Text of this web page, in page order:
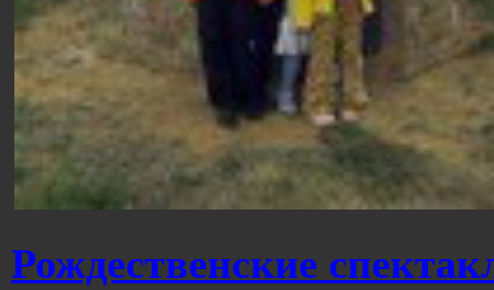
Рождественские